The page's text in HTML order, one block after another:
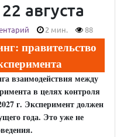
августа
2 мин. 88
правительство
взаимодействия между
в целях контроля
г. Эксперимент должен
года. Это уже не